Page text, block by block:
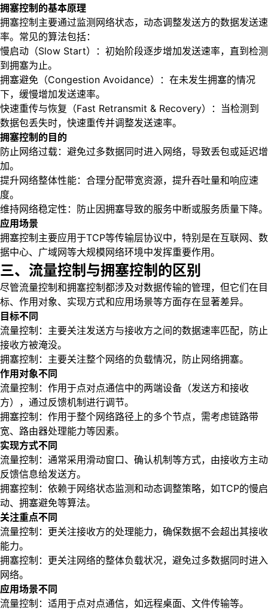
拥塞控制的基本原理
拥塞控制主要通过监测网络状态，动态调整发送方的数据发送速
率。常见的算法包括：
慢启动（Slow Start）：初始阶段逐步增加发送速率，直到检测
到拥塞为止。
拥塞避免（Congestion Avoidance）：在未发生拥塞的情况
下，缓慢增加发送速率。
快速重传与恢复（Fast Retransmit & Recovery）：当检测到
数据包丢失时，快速重传并调整发送速率。
拥塞控制的目的
防止网络过载：避免过多数据同时进入网络，导致丢包或延迟增
加。
提升网络整体性能：合理分配带宽资源，提升吞吐量和响应速
度。
维持网络稳定性：防止因拥塞导致的服务中断或服务质量下降。
应用场景
拥塞控制主要应用于TCP等传输层协议中，特别是在互联网、数
据中心、广域网等大规模网络环境中发挥重要作用。
三、流量控制与拥塞控制的区别
尽管流量控制和拥塞控制都涉及对数据传输的管理，但它们在目
标、作用对象、实现方式和应用场景等方面存在显著差异。
目标不同
流量控制：主要关注发送方与接收方之间的数据速率匹配，防止
接收方被淹没。
拥塞控制：主要关注整个网络的负载情况，防止网络拥塞。
作用对象不同
流量控制：作用于点对点通信中的两端设备（发送方和接收
方），通过反馈机制进行调节。
拥塞控制：作用于整个网络路径上的多个节点，需考虑链路带
宽、路由器处理能力等因素。
实现方式不同
流量控制：通常采用滑动窗口、确认机制等方式，由接收方主动
反馈信息给发送方。
拥塞控制：依赖于网络状态监测和动态调整策略，如TCP的慢启
动、拥塞避免等算法。
关注重点不同
流量控制：更关注接收方的处理能力，确保数据不会超出其接收
能力。
拥塞控制：更关注网络的整体负载状况，避免过多数据同时进入
网络。
应用场景不同
流量控制：适用于点对点通信，如远程桌面、文件传输等。